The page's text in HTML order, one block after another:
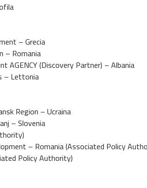
– Grecia
– Romania
AGENCY (Discovery Partner) – Albania
– Lettonia
Region – Ucraina
– Slovenia
– Romania (Associated Policy
Policy Authority)